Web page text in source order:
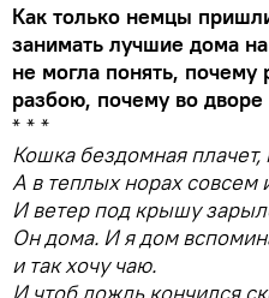
Как только немцы
занимать лучшие дома
не могла понять, почему
разбою, почему во дворе
* * *
Кошка бездомная
А в теплых норах
И ветер под крышу
Он дома. И я дом
и так хочу чаю.
И чтоб дождь кончился